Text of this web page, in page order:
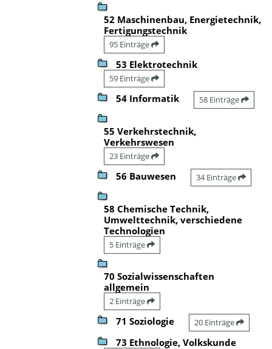
52 Maschinenbau, Energietechnik,
Fertigungstechnik
95 Einträge
53 Elektrotechnik
59 Einträge
54 Informatik 58 Einträge
55 Verkehrstechnik,
Verkehrswesen
23 Einträge
56 Bauwesen 34 Einträge
58 Chemische Technik,
Umwelttechnik, verschiedene
Technologien
5 Einträge
70 Sozialwissenschaften
allgemein
2 Einträge
71 Soziologie 20 Einträge
73 Ethnologie, Volkskunde